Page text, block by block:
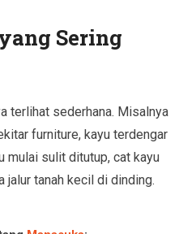
Sering
terlihat sederhana. Misalnya
furniture, kayu terdengar
mulai sulit ditutup, cat kayu
jalur tanah kecil di dinding.